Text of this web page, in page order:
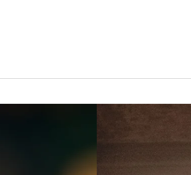
Gruppe konnte nicht gefunden